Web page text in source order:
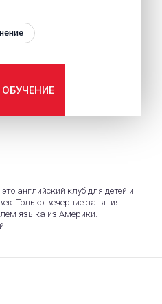
английский клуб для детей и
Только вечерние занятия.
языка из Америки.